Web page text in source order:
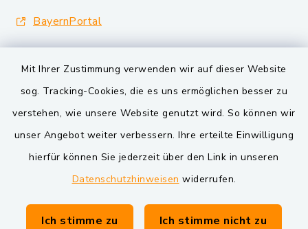
Mit Ihrer Zustimmung verwenden wir auf dieser Website
sog. Tracking-Cookies, die es uns ermöglichen besser zu
verstehen, wie unsere Website genutzt wird. So können wir
unser Angebot weiter verbessern. Ihre erteilte Einwilligung
hierfür können Sie jederzeit über den Link in unseren
Datenschutzhinweisen widerrufen.
Ich stimme zu Ich stimme nicht zu
BayernPortal
Landkreis Schwandorf
VG und Gemeinden
Markt Schwarzenfeld
Gemeinde Schwarzach bei Nabburg
Verwaltungsgemeinschaft Schwarzenfeld